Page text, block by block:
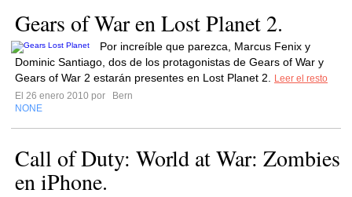
Gears of War en Lost Planet 2.
Por increíble que parezca, Marcus Fenix y
Dominic Santiago, dos de los protagonistas de Gears of War y
Gears of War 2 estarán presentes en Lost Planet 2.
Leer el resto
El 26 enero 2010 por
Bern
NONE
Call of Duty: World at War: Zombies
en iPhone.